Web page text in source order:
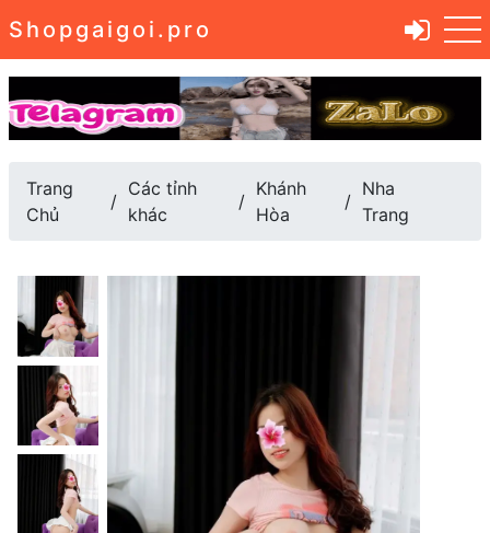
Shopgaigoi.pro
Trang
Chủ
Các tỉnh
khác
Khánh
Hòa
Nha
Trang